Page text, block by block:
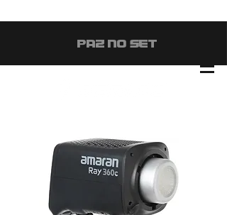
#PAZ NO SET